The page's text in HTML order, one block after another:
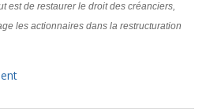
est de restaurer le droit des créanciers,
les actionnaires dans la restructuration